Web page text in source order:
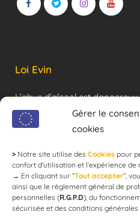
Gérer le
cookies
> Notre site utilise des Cookies pour
confort d'utilisation et l’expérience de
→ En cliquant sur ”Tout accepter”,
ainsi que le règlement général de
personnelles (R.G.P.D), du
sécurisée et des conditions générales
Loi Evin
L’abus d’alcool est
modération !
Newsletter